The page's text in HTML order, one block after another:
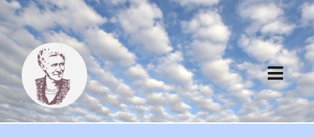
Skip
to
content
Algemeen